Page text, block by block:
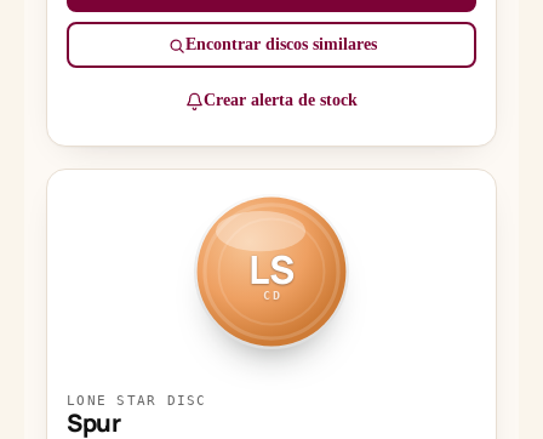
Encontrar discos similares
Crear alerta de stock
LS
CD
LONE STAR DISC
Spur